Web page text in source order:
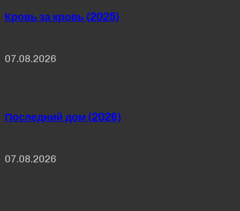
Кровь за кровь (2025)
07.08.2026
Последний дом (2026)
07.08.2026